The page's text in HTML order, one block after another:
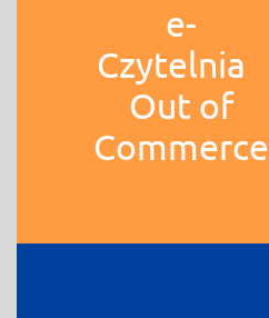
e-
Czytelnia
Out of
Commerce